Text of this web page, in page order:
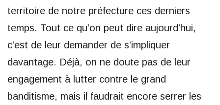
territoire de notre préfecture ces derniers
temps. Tout ce qu’on peut dire aujourd’hui,
c’est de leur demander de s’impliquer
davantage. Déjà, on ne doute pas de leur
engagement à lutter contre le grand
banditisme, mais il faudrait encore serrer les